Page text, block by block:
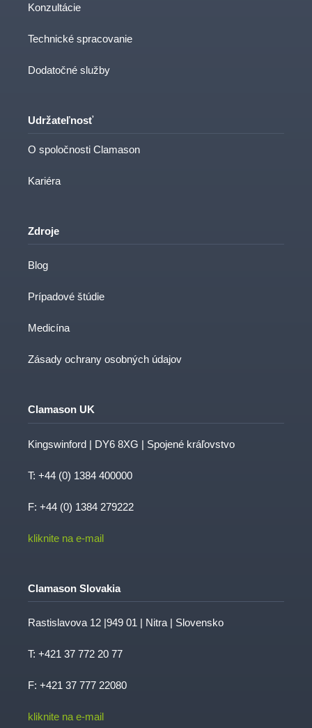
Konzultácie
Technické spracovanie
Dodatočné služby
Udržateľnosť
O spoločnosti Clamason
Kariéra
Zdroje
Blog
Prípadové štúdie
Medicína
Zásady ochrany osobných údajov
Clamason UK
Kingswinford | DY6 8XG | Spojené kráľovstvo
T: +44 (0) 1384 400000
F: +44 (0) 1384 279222
kliknite na e-mail
Clamason Slovakia
Rastislavova 12 |949 01 | Nitra | Slovensko
T: +421 37 772 20 77
F: +421 37 777 22080
kliknite na e-mail